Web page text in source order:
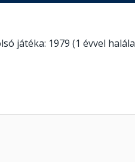
játéka: 1979 (1 évvel halála